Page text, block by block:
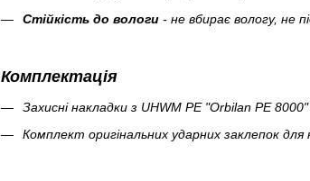
Стійкість до вологи - не вбирає вологу, не
Комплектація
Захисні накладки з UHWM PE "Orbilan PE
Комплект оригінальних ударних заклепок для